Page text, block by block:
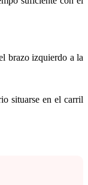
brazo izquierdo a la
situarse en el carril